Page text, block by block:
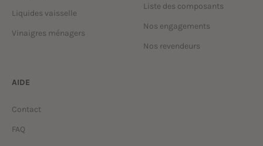
Liquides vaisselle
Vinaigres ménagers
Liste des composants
Nos engagements
Nos revendeurs
AIDE
Contact
FAQ